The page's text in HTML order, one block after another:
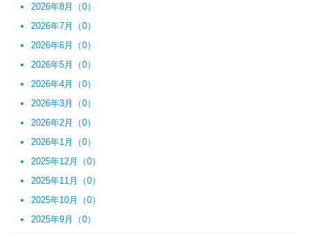
2026年8月（0）
2026年7月（0）
2026年6月（0）
2026年5月（0）
2026年4月（0）
2026年3月（0）
2026年2月（0）
2026年1月（0）
2025年12月（0）
2025年11月（0）
2025年10月（0）
2025年9月（0）